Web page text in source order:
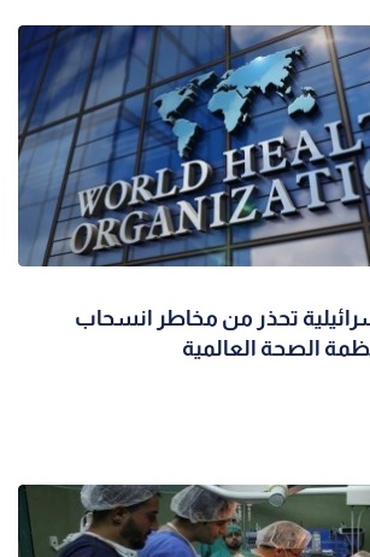
تحذر من مخاطر انسحاب
الصحة العالمية